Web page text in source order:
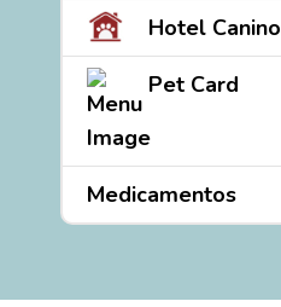
Hotel Canino
Pet Card
Medicamentos
MEDICAMENTO